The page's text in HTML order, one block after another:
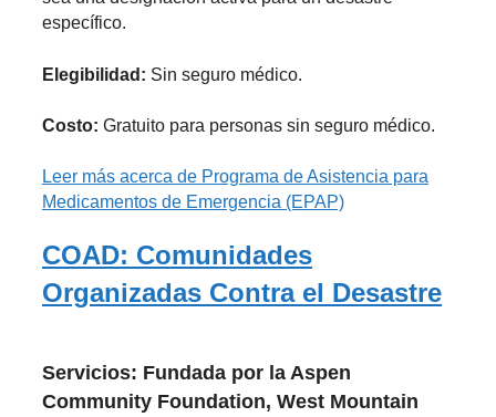
específico.
Elegibilidad: Sin seguro médico.
Costo: Gratuito para personas sin seguro médico.
Leer más acerca de Programa de Asistencia para
Medicamentos de Emergencia (EPAP)
COAD: Comunidades
Organizadas Contra el Desastre
Servicios: Fundada por la Aspen
Community Foundation, West Mountain